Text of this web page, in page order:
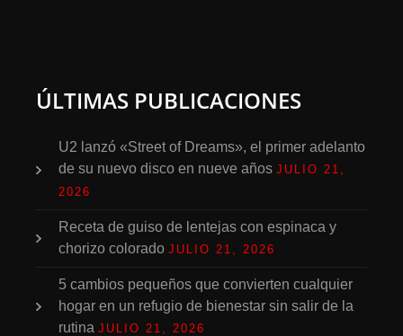
ÚLTIMAS PUBLICACIONES
U2 lanzó «Street of Dreams», el primer adelanto
de su nuevo disco en nueve años JULIO 21,
2026
Receta de guiso de lentejas con espinaca y
chorizo colorado JULIO 21, 2026
5 cambios pequeños que convierten cualquier
hogar en un refugio de bienestar sin salir de la
rutina JULIO 21, 2026